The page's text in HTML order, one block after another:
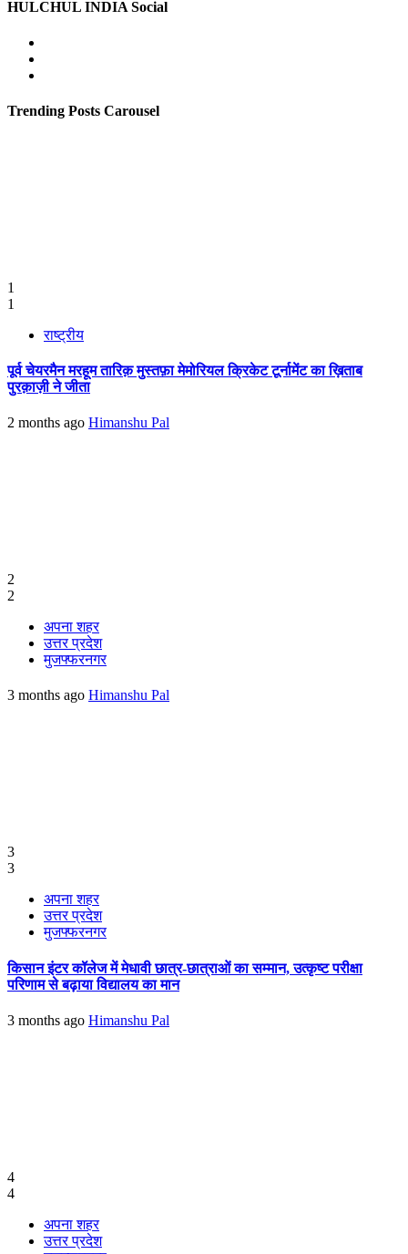
HULCHUL INDIA Social
Trending Posts Carousel
1
1
राष्ट्रीय
पूर्व चेयरमैन मरहूम तारिक़ मुस्तफ़ा मेमोरियल क्रिकेट टूर्नामेंट का ख़िताब
पुरक़ाज़ी ने जीता
2 months ago Himanshu Pal
2
2
अपना शहर
उत्तर प्रदेश
मुजफ्फरनगर
3 months ago Himanshu Pal
3
3
अपना शहर
उत्तर प्रदेश
मुजफ्फरनगर
किसान इंटर कॉलेज में मेधावी छात्र-छात्राओं का सम्मान, उत्कृष्ट परीक्षा
परिणाम से बढ़ाया विद्यालय का मान
3 months ago Himanshu Pal
4
4
अपना शहर
उत्तर प्रदेश